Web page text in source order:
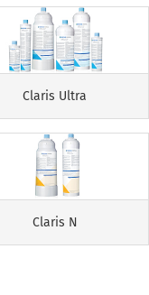
Claris Ultra
Claris N